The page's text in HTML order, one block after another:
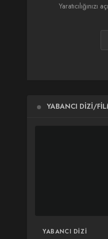
Yaratıcılığınızı
YABANCI DIZI/
YABANCI DIZI